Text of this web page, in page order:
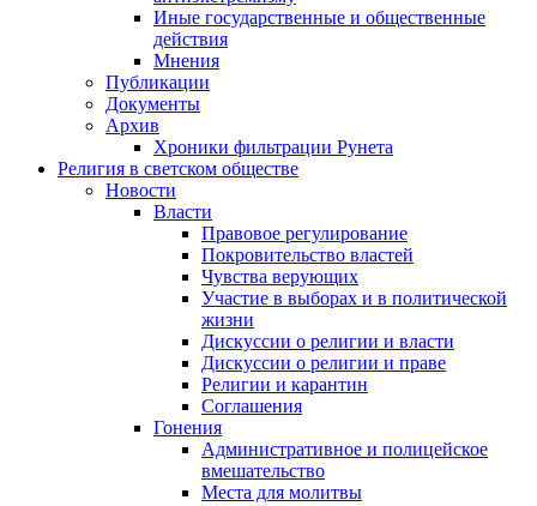
Иные государственные и общественные
действия
Мнения
Публикации
Документы
Архив
Хроники фильтрации Рунета
Религия в светском обществе
Новости
Власти
Правовое регулирование
Покровительство властей
Чувства верующих
Участие в выборах и в политической
жизни
Дискуссии о религии и власти
Дискуссии о религии и праве
Религии и карантин
Соглашения
Гонения
Административное и полицейское
вмешательство
Места для молитвы